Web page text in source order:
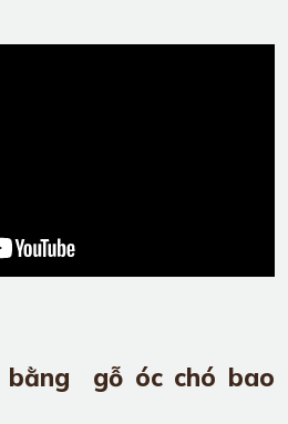
bằng gỗ óc chó bao